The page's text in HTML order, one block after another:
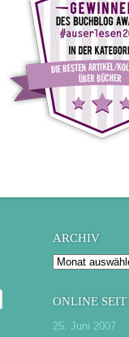
ARCHIV
Archiv
ONLINE SEIT
25. Juni 2007